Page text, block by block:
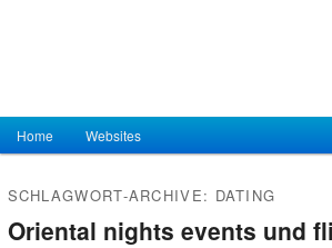
Hauptmenü
Zum Inhalt wechseln
Zum sekundären Inhalt wechseln
Home Websites
SCHLAGWORT-ARCHIVE: DATING
Oriental nights events und